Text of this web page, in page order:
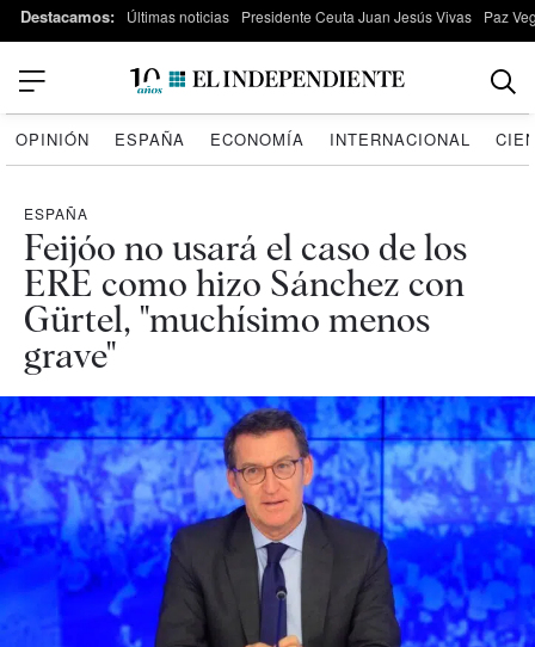
Destacamos: Últimas noticias Presidente Ceuta Juan Jesús Vivas Paz
OPINIÓN ESPAÑA ECONOMÍA INTERNACIONAL
ESPAÑA
Feijóo no usará el caso de los
ERE como hizo Sánchez con
Gürtel, "muchísimo menos
grave"